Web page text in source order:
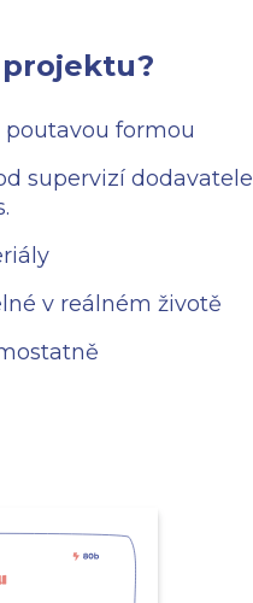
formou
supervizí dodavatele
v reálném životě